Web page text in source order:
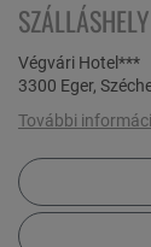
az ide
látnivaló közül. A
pihenni
megközelíthető.
völgy nem csak
Bükk-vidék
lehet a régió
Végvári Hotel***
3300 Eger,
További